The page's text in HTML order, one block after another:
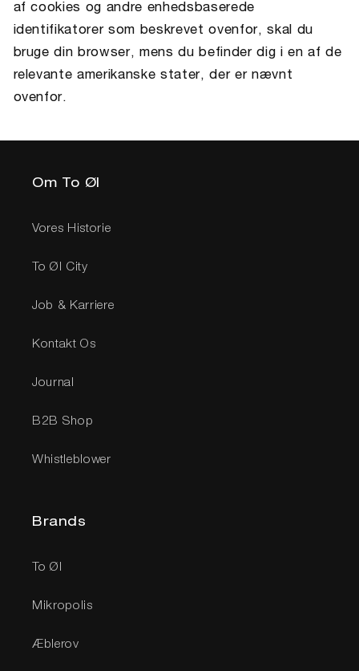
af cookies og andre enhedsbaserede
identifikatorer som beskrevet ovenfor, skal du
bruge din browser, mens du befinder dig i en af de
relevante amerikanske stater, der er nævnt
ovenfor.
Om To Øl
Vores Historie
To Øl City
Job & Karriere
Kontakt Os
Journal
B2B Shop
Whistleblower
Brands
To Øl
Mikropolis
Æblerov